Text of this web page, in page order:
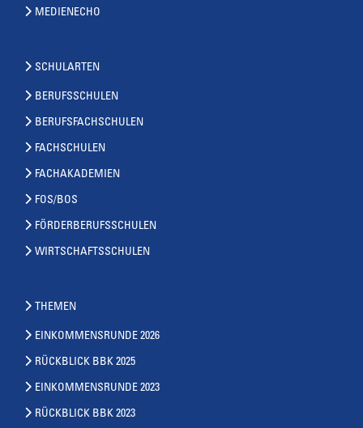
MEDIENECHO
SCHULARTEN
BERUFSSCHULEN
BERUFSFACHSCHULEN
FACHSCHULEN
FACHAKADEMIEN
FOS/BOS
FÖRDERBERUFSSCHULEN
WIRTSCHAFTSSCHULEN
THEMEN
EINKOMMENSRUNDE 2026
RÜCKBLICK BBK 2025
EINKOMMENSRUNDE 2023
RÜCKBLICK BBK 2023